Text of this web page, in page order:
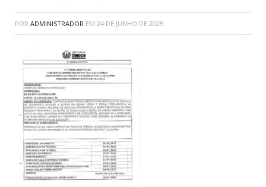
POR ADMINISTRADOR EM 24 DE JUNHO DE 2025